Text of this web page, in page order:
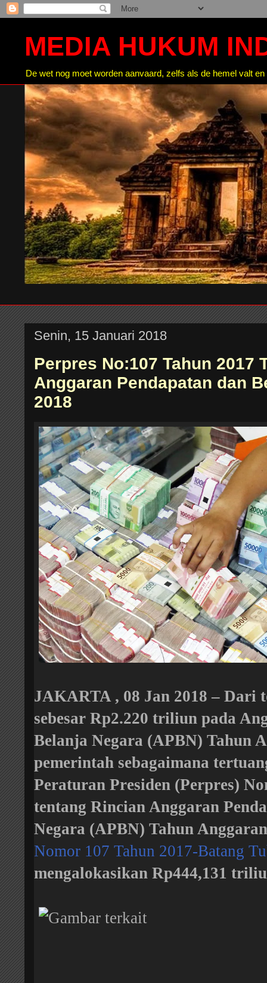
MEDIA HUKUM
De wet nog moet worden aanvaard, zelfs als de hemel valt
Senin, 15 Januari 2018
Perpres No:107 Tahun 2017
Anggaran Pendapatan dan
2018
JAKARTA , 08 Jan 2018 – Dari
sebesar Rp2.220 triliun pada
Belanja Negara (APBN) Tahun
pemerintah sebagaimana
Peraturan Presiden (Perpres)
tentang Rincian Anggaran
Negara (APBN) Tahun
Nomor 107 Tahun 2017-Batang
mengalokasikan Rp444,131